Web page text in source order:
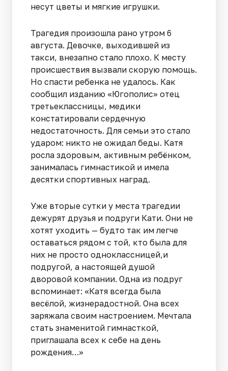
несут цветы и мягкие игрушки.
Трагедия произошла рано утром 6
августа. Девочке, выходившей из
такси, внезапно стало плохо. К месту
происшествия вызвали скорую помощь.
Но спасти ребенка не удалось. Как
сообщил изданию «Югополис» отец
третьеклассницы, медики
констатировали сердечную
недостаточность. Для семьи это стало
ударом: никто не ожидал беды. Катя
росла здоровым, активным ребёнком,
занималась гимнастикой и имела
десятки спортивных наград.
Уже вторые сутки у места трагедии
дежурят друзья и подруги Кати. Они не
хотят уходить — будто так им легче
оставаться рядом с той, кто была для
них не просто одноклассницей,и
подругой, а настоящей душой
дворовой компании. Одна из подруг
вспоминает: «Катя всегда была
весёлой, жизнерадостной. Она всех
заряжала своим настроением. Мечтала
стать знаменитой гимнасткой,
приглашала всех к себе на день
рождения…»